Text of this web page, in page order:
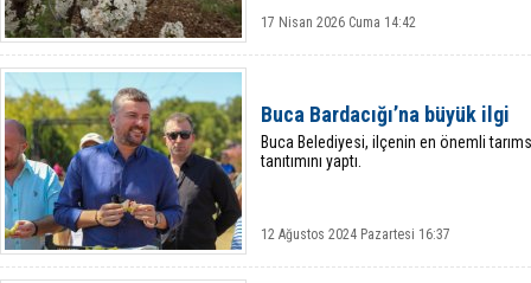
17 Nisan 2026 Cuma 14:42
Buca Bardacığı’na büyük ilgi
Buca Belediyesi, ilçenin en önemli
tanıtımını yaptı.
12 Ağustos 2024 Pazartesi 16:37